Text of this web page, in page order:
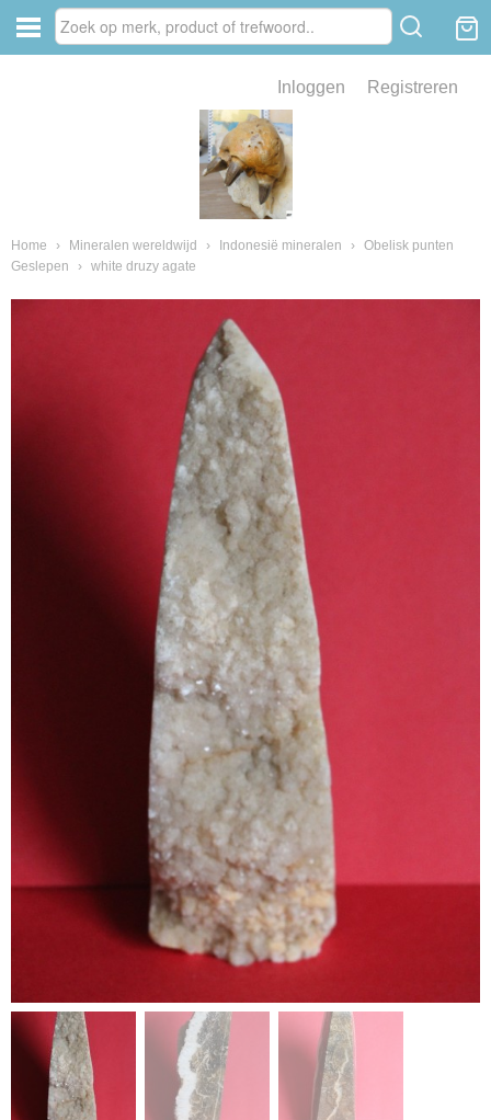
Inloggen Registreren
Home › Mineralen wereldwijd › Indonesië mineralen › Obelisk punten
Geslepen
› white druzy agate
van fossielen en mineralen